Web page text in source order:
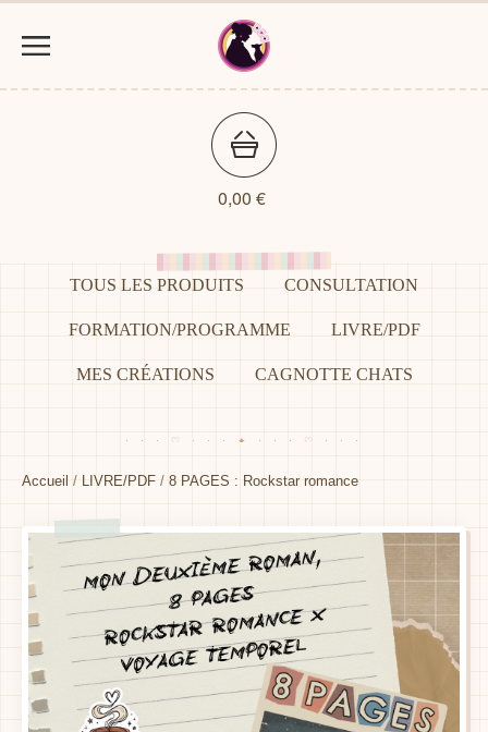
0,00 €
TOUS LES PRODUITS CONSULTATION
FORMATION/PROGRAMME LIVRE/PDF
MES CRÉATIONS CAGNOTTE CHATS
Accueil / LIVRE/PDF / 8 PAGES : Rockstar romance